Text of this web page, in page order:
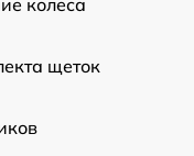
колеса
щеток